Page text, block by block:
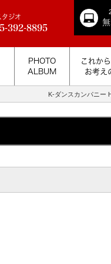
タジオ
392-8895
PHOTO
ALBUM
これか
お考え
K-ダンスカンパニー